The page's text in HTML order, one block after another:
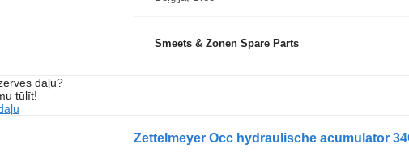
Smeets & Zonen Spare Parts
daļu?
tūlīt!